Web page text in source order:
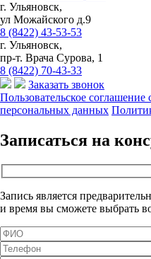
г. Ульяновск,
ул Можайского д.9
8 (8422) 43-53-53
г. Ульяновск,
пр-т. Врача Сурова, 1
8 (8422) 70-43-33
Заказать звонок
Пользовательское соглашение
персональных данных
Записаться на
Запись является
и время вы сможете выбрать